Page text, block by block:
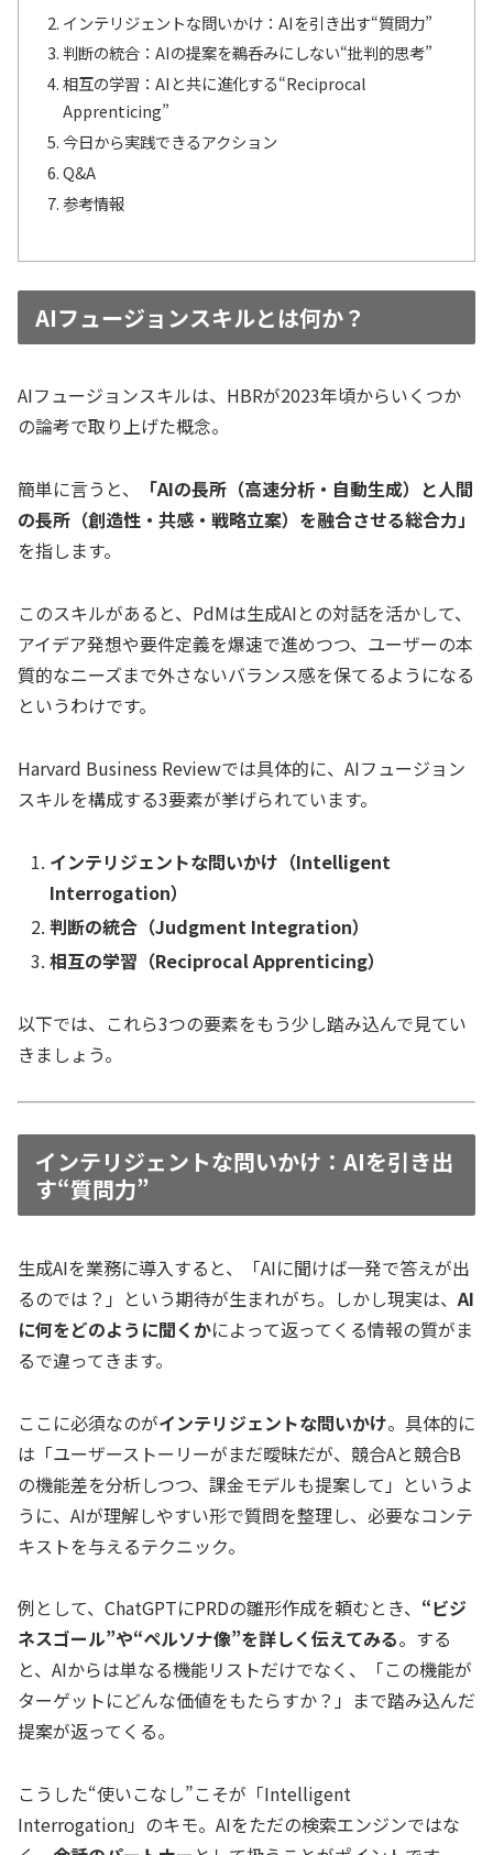
インテリジェントな問いかけ：AIを引き出す“質問力”
判断の統合：AIの提案を鵜呑みにしない“批判的思考”
相互の学習：AIと共に進化する“Reciprocal
Apprenticing”
今日から実践できるアクション
Q&A
参考情報
AIフュージョンスキルとは何か？
AIフュージョンスキルは、HBRが2023年頃からいくつか
の論考で取り上げた概念。
簡単に言うと、
「AIの長所（高速分析・自動生成）と人間
の長所（創造性・共感・戦略立案）を融合させる総合力」
を指します。
このスキルがあると、PdMは生成AIとの対話を活かして、
アイデア発想や要件定義を爆速で進めつつ、ユーザーの本
質的なニーズまで外さないバランス感を保てるようになる
というわけです。
Harvard Business Reviewでは具体的に、AIフュージョン
スキルを構成する3要素が挙げられています。
インテリジェントな問いかけ（Intelligent
Interrogation）
判断の統合（Judgment Integration）
相互の学習（Reciprocal Apprenticing）
以下では、これら3つの要素をもう少し踏み込んで見てい
きましょう。
インテリジェントな問いかけ：AIを引き出
す“質問力”
生成AIを業務に導入すると、「AIに聞けば一発で答えが出
るのでは？」という期待が生まれがち。しかし現実は、 AI
に何をどのように聞くかによって返ってくる情報の質がま
るで違ってきます。
ここに必須なのがインテリジェントな問いかけ。具体的に
は「ユーザーストーリーがまだ曖昧だが、競合Aと競合B
の機能差を分析しつつ、課金モデルも提案して 」というよ
うに、AIが理解しやすい形で質問を整理し、必要なコンテ
キストを与えるテクニック。
例として、ChatGPTにPRDの雛形作成を頼むとき、 “ビジ
ネスゴール”や“ペルソナ像”を詳しく伝えてみる。する
と、AIからは単なる機能リストだけでなく、「この機能が
ターゲットにどんな価値をもたらすか？」まで踏み込んだ
提案が返ってくる。
こうした“使いこなし”こそが「Intelligent
Interrogation」のキモ。AIをただの検索エンジンではな